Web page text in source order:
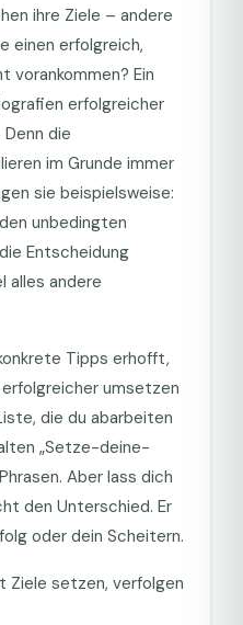
ihre Ziele – andere
einen erfolgreich,
vorankommen? Ein
erfolgreicher
die
im Grunde immer
sie beispielsweise:
unbedingten
Entscheidung
alles andere
Tipps erhofft,
umsetzen
die du abarbeiten
„Setze-deine-
Aber lass dich
den Unterschied. Er
oder dein Scheitern.
Ziele setzen, verfolgen